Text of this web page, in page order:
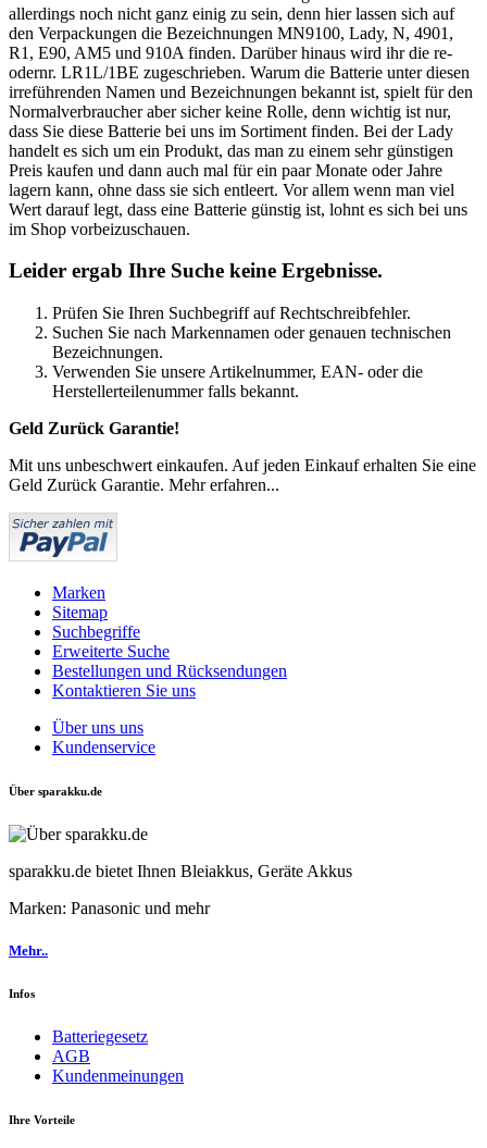
allerdings noch nicht ganz einig zu sein, denn hier lassen sich auf
den Verpackungen die Bezeichnungen MN9100, Lady, N, 4901,
R1, E90, AM5 und 910A finden. Darüber hinaus wird ihr die re-
odernr. LR1L/1BE zugeschrieben. Warum die Batterie unter diesen
irreführenden Namen und Bezeichnungen bekannt ist, spielt für den
Normalverbraucher aber sicher keine Rolle, denn wichtig ist nur,
dass Sie diese Batterie bei uns im Sortiment finden. Bei der Lady
handelt es sich um ein Produkt, das man zu einem sehr günstigen
Preis kaufen und dann auch mal für ein paar Monate oder Jahre
lagern kann, ohne dass sie sich entleert. Vor allem wenn man viel
Wert darauf legt, dass eine Batterie günstig ist, lohnt es sich bei uns
im Shop vorbeizuschauen.
Leider ergab Ihre Suche keine Ergebnisse.
Prüfen Sie Ihren Suchbegriff auf Rechtschreibfehler.
Suchen Sie nach Markennamen oder genauen technischen
Bezeichnungen.
Verwenden Sie unsere Artikelnummer, EAN- oder die
Herstellerteilenummer falls bekannt.
Geld Zurück Garantie!
Mit uns unbeschwert einkaufen. Auf jeden Einkauf erhalten Sie eine
Geld Zurück Garantie. Mehr erfahren...
Marken
Sitemap
Suchbegriffe
Erweiterte Suche
Bestellungen und Rücksendungen
Kontaktieren Sie uns
Über uns uns
Kundenservice
Über sparakku.de
sparakku.de bietet Ihnen Bleiakkus, Geräte Akkus
Marken: Panasonic und mehr
Mehr..
Infos
Batteriegesetz
AGB
Kundenmeinungen
Ihre Vorteile